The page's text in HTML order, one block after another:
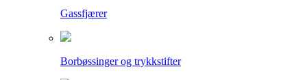
Gassfjærer
Borbøssinger og trykkstifter